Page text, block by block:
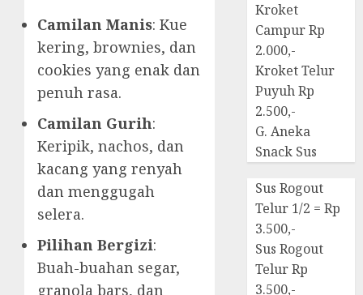
Camilan Manis: Kue
kering, brownies, dan
cookies yang enak dan
penuh rasa.
Camilan Gurih:
Keripik, nachos, dan
kacang yang renyah
dan menggugah
selera.
Pilihan Bergizi:
Buah-buahan segar,
granola bars, dan
Kroket
Campur Rp
2.000,-
Kroket Telur
Puyuh Rp
2.500,-
G. Aneka
Snack Sus
Sus Rogout
Telur 1/2 = Rp
3.500,-
Sus Rogout
Telur Rp
3.500,-